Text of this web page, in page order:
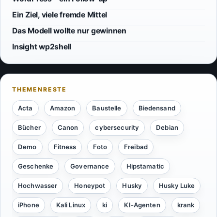
Ein Ziel, viele fremde Mittel
Das Modell wollte nur gewinnen
Insight wp2shell
Acta Amazon Baustelle Biedensand
Bücher Canon cybersecurity Debian
Demo Fitness Foto Freibad
Geschenke Governance Hipstamatic
Hochwasser Honeypot Husky Husky Luke
iPhone Kali Linux ki KI-Agenten krank